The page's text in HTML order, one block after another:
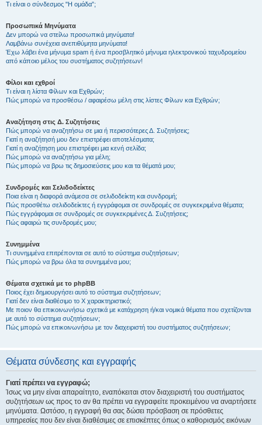
Τι είναι ο σύνδεσμος "Η ομάδα”;
Προσωπικά Μηνύματα
Δεν μπορώ να στείλω προσωπικά μηνύματα!
Λαμβάνω συνέχεια ανεπιθύμητα μηνύματα!
Έχω λάβει ένα μήνυμα spam ή ένα προσβλητικό μήνυμα ηλεκτρονικού ταχυδρομείου
από κάποιο μέλος του συστήματος συζητήσεων!
Φίλοι και εχθροί
Τι είναι η λίστα Φίλων και Εχθρών;
Πώς μπορώ να προσθέσω / αφαιρέσω μέλη στις λίστες Φίλων και Εχθρών;
Αναζήτηση στις Δ. Συζητήσεις
Πώς μπορώ να αναζητήσω σε μια ή περισσότερες Δ. Συζητήσεις;
Γιατί η αναζήτησή μου δεν επιστρέφει αποτελέσματα;
Γιατί η αναζήτηση μου επιστρέφει μια κενή σελίδα;
Πώς μπορώ να αναζητήσω για μέλη;
Πώς μπορώ να βρω τις δημοσιεύσεις μου και τα θέματά μου;
Συνδρομές και Σελιδοδείκτες
Ποια είναι η διαφορά ανάμεσα σε σελιδοδείκτη και συνδρομή;
Πώς προσθέτω σελιδοδείκτες ή εγγράφομαι σε συνδρομές σε συγκεκριμένα θέματα;
Πώς εγγράφομαι σε συνδρομές σε συγκεκριμένες Δ. Συζητήσεις;
Πώς αφαιρώ τις συνδρομές μου;
Συνημμένα
Τι συνημμένα επιτρέπονται σε αυτό το σύστημα συζητήσεων;
Πώς μπορώ να βρω όλα τα συνημμένα μου;
Θέματα σχετικά με το phpBB
Ποιος έχει δημιουργήσει αυτό το σύστημα συζητήσεων;
Γιατί δεν είναι διαθέσιμο το Χ χαρακτηριστικό;
Με ποιον θα επικοινωνήσω σχετικά με κατάχρηση ή/και νομικά θέματα που σχετίζονται
με αυτό το σύστημα συζητήσεων;
Πώς μπορώ να επικοινωνήσω με τον διαχειριστή του συστήματος συζητήσεων;
Θέματα σύνδεσης και εγγραφής
Γιατί πρέπει να εγγραφώ;
Ίσως να μην είναι απαραίτητο, εναπόκειται στον διαχειριστή του συστήματος
συζητήσεων ως προς το αν θα πρέπει να εγγραφείτε προκειμένου να αναρτήσετε
μηνύματα. Ωστόσο, η εγγραφή θα σας δώσει πρόσβαση σε πρόσθετες
υπηρεσίες που δεν είναι διαθέσιμες σε επισκέπτες όπως ο καθορισμός εικόνων